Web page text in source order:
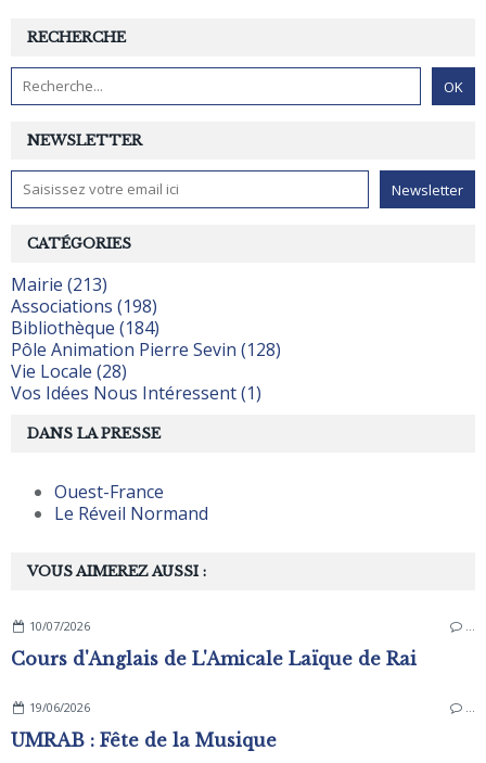
NEWSLETTER
RECHERCHE
VOUS AIMEREZ AUSSI :
10/07/2026 …
Cours d'Anglais de L'Amicale Laïque de Rai
19/06/2026 …
UMRAB : Fête de la Musique
CATÉGORIES
Mairie (213)
Associations (198)
Bibliothèque (184)
Pôle Animation Pierre Sevin (128)
Vie Locale (28)
Vos Idées Nous Intéressent (1)
DANS LA PRESSE
Ouest-France
Le Réveil Normand